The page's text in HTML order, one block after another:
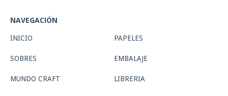
NAVEGACIÓN
INICIO PAPELES
SOBRES EMBALAJE
MUNDO CRAFT LIBRERIA